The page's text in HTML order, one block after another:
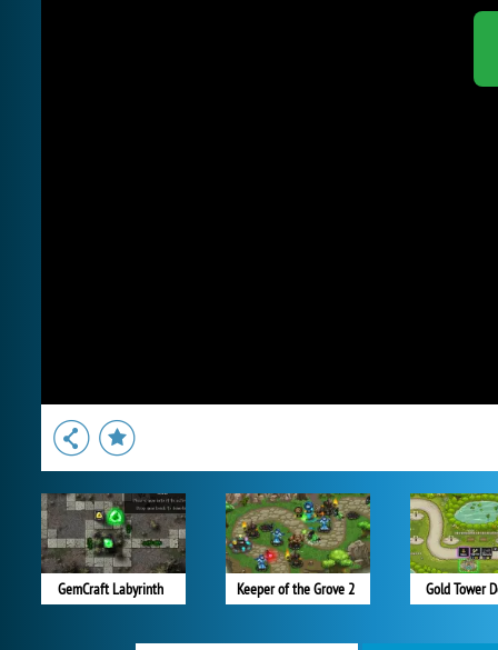
GemCraft Labyrinth Keeper of the Grove 2 Gold Tower